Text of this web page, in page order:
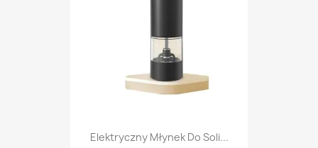
Elektryczny Młynek Do Soli...